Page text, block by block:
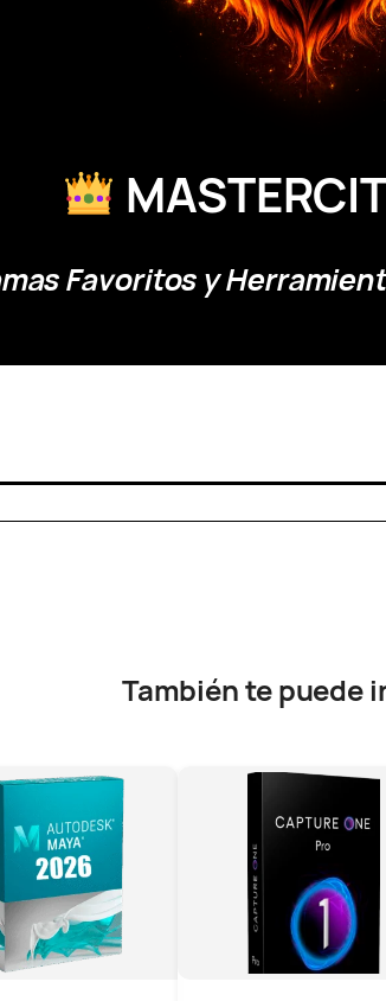
Favoritos y
También te puede